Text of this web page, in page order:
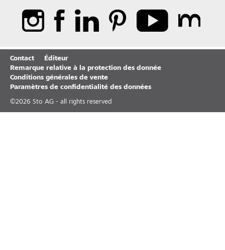
Contact
Éditeur
Remarque relative à la protection des donnée
Conditions générales de vente
Paramètres de confidentialité des données
©2026 Sto AG - all rights reserved